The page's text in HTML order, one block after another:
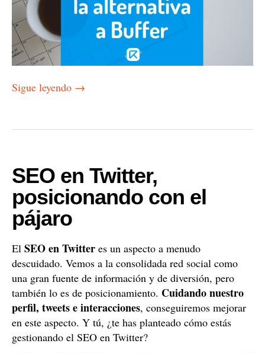
Sigue leyendo →
SEO en Twitter,
posicionando con el
pájaro
El SEO en Twitter es un aspecto a menudo
descuidado. Vemos a la consolidada red social como
una gran fuente de información y de diversión, pero
también lo es de posicionamiento. Cuidando nuestro
perfil, tweets e interacciones, conseguiremos mejorar
en este aspecto. Y tú, ¿te has planteado cómo estás
gestionando el SEO en Twitter?